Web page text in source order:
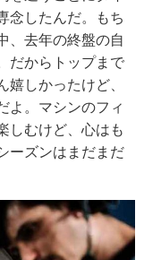
念したんだ。もち
、去年の終盤の自
だからトップまで
しかったけど、
よ。マシンのフィ
しむけど、心はも
ーズンはまだまだ